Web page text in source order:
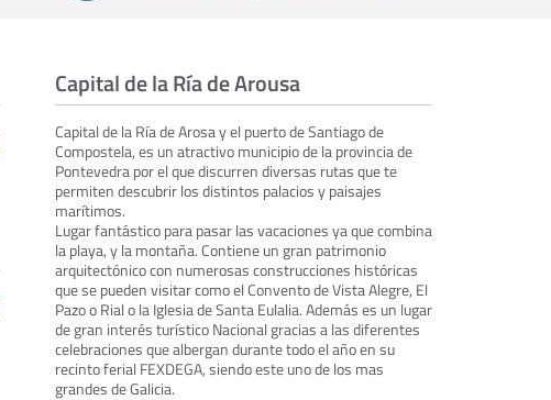
Capital de la Ría de Arousa
Capital de la Ría de Arosa y el puerto de Santiago de
Compostela, es un atractivo municipio de la provincia de
Pontevedra por el que discurren diversas rutas que te
permiten descubrir los distintos palacios y paisajes
marítimos.
Lugar fantástico para pasar las vacaciones ya que combina
la playa, y la montaña. Contiene un gran patrimonio
arquitectónico con numerosas construcciones históricas
que se pueden visitar como el Convento de Vista Alegre, El
Pazo o Rial o la Iglesia de Santa Eulalia. Además es un lugar
de gran interés turístico Nacional gracias a las diferentes
celebraciones que albergan durante todo el año en su
recinto ferial FEXDEGA, siendo este uno de los mas
grandes de Galicia.